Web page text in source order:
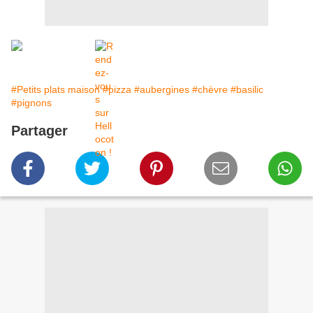
#Petits plats maison #pizza #aubergines #chèvre #basilic
#pignons
Partager